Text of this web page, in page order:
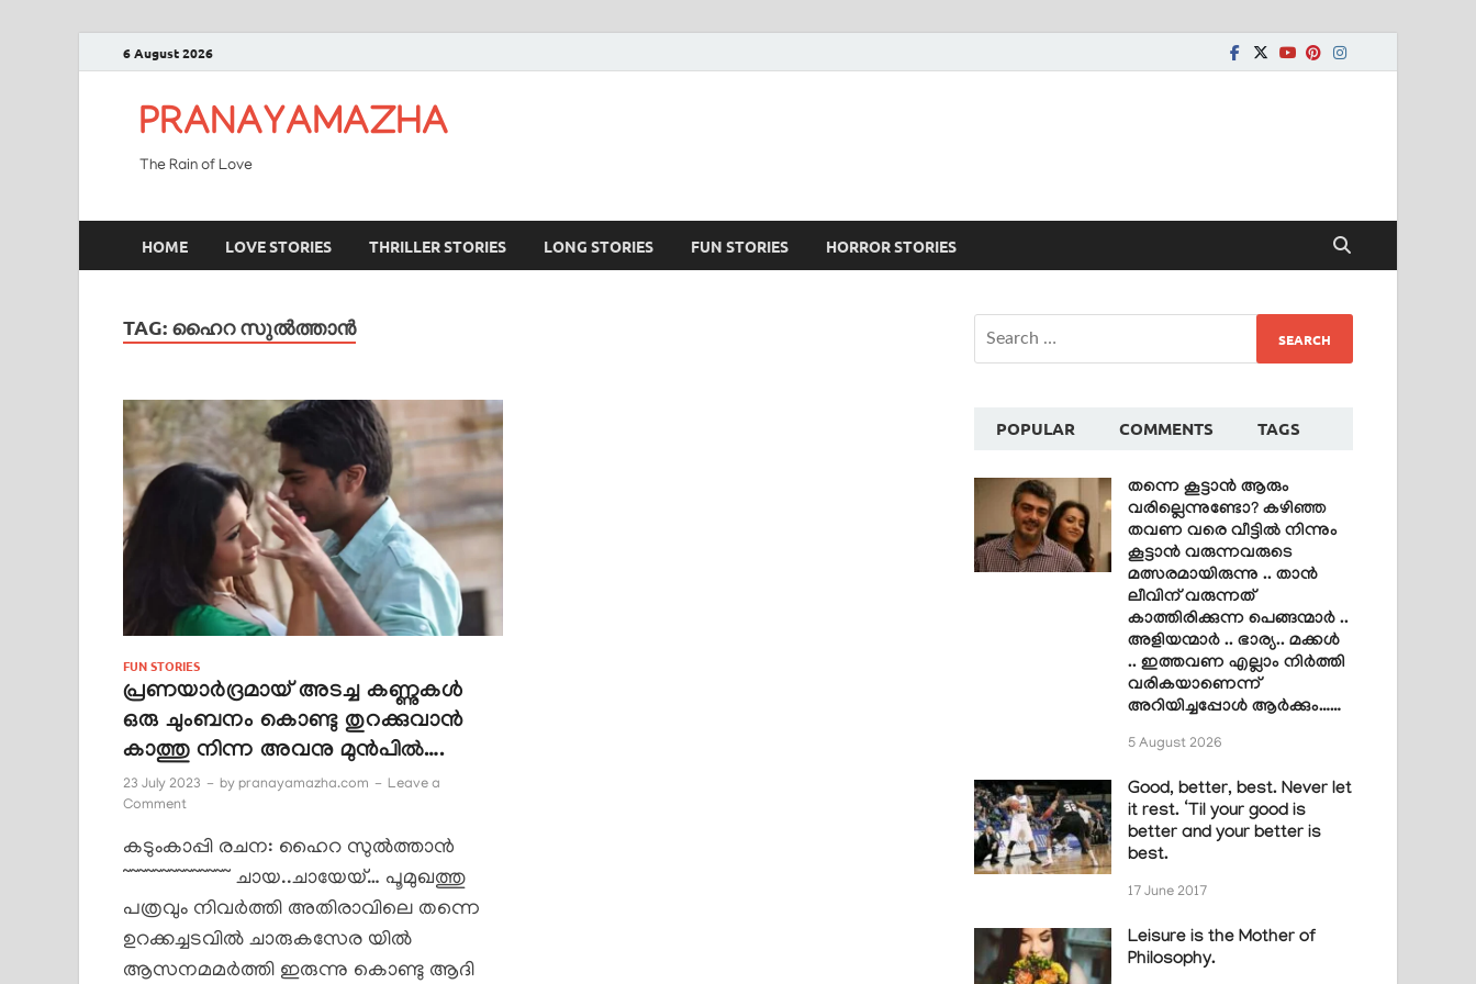
6 August 2026
PRANAYAMAZHA
The Rain of Love
HOME LOVE STORIES THRILLER STORIES LONG STORIES FUN STORIES HORROR STORIES
TAG: ഹൈറ സുൽത്താൻ
FUN STORIES
പ്രണയാർദ്രമായ്‌ അടച്ച കണ്ണുകൾ
ഒരു ചുംബനം കൊണ്ടു തുറക്കുവാൻ
കാത്തു നിന്ന അവനു മുൻപിൽ….
23 July 2023 - by pranayamazha.com - Leave a
Comment
കടുംകാപ്പി രചന: ഹൈറ സുൽത്താൻ
~~~~~~~~~~~~~~ ചായ..ചായേയ്… പൂമുഖത്തു
പത്രവും നിവർത്തി അതിരാവിലെ തന്നെ
ഉറക്കച്ചടവിൽ ചാരുകസേര യിൽ
ആസനമമർത്തി ഇരുന്നു കൊണ്ടു ആദി
POPULAR COMMENTS TAGS
തന്നെ കൂട്ടാൻ ആരും
വരില്ലെന്നുണ്ടോ? കഴിഞ്ഞ
തവണ വരെ വീട്ടിൽ നിന്നും
കൂട്ടാൻ വരുന്നവരുടെ
മത്സരമായിരുന്നു .. താൻ
ലീവിന് വരുന്നത്
കാത്തിരിക്കുന്ന പെങ്ങന്മാർ ..
അളിയന്മാർ .. ഭാര്യ.. മക്കൾ
.. ഇത്തവണ എല്ലാം നിർത്തി
വരികയാണെന്ന്
അറിയിച്ചപ്പോൾ ആർക്കും……
5 August 2026
Good, better, best. Never let
it rest. ‘Til your good is
better and your better is
best.
17 June 2017
Leisure is the Mother of
Philosophy.